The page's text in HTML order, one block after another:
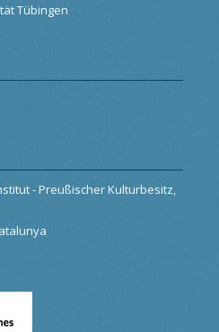
Tübingen
- Preußischer Kulturbesitz,